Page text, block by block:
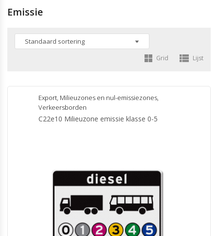
Emissie
Grid Lijst
Export, Milieuzones en nul-emissiezones,
Verkeersborden
C22e10 Milieuzone emissie klasse 0-5